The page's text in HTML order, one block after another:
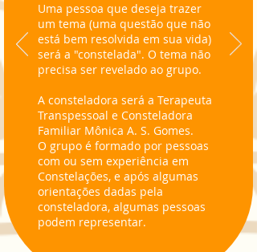
Uma pessoa que deseja trazer
um tema (uma questão que não
está bem resolvida em sua vida)
será a "constelada". O tema não
precisa ser revelado ao grupo.
A consteladora será a Terapeuta
Transpessoal e Consteladora
Familiar Mônica A. S. Gomes.
O grupo é formado por pessoas
com ou sem experiência em
Constelações, e após algumas
orientações dadas pela
consteladora, algumas pessoas
podem representar.